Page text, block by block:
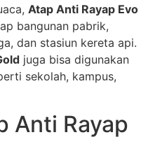
Atap Anti Rayap Evo
bangunan pabrik,
dan stasiun kereta api.
juga bisa digunakan
sekolah, kampus,
Anti Rayap